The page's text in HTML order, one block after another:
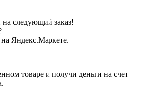
на следующий заказ!
на Яндекс.Маркете.
товаре и получи деньги на счет